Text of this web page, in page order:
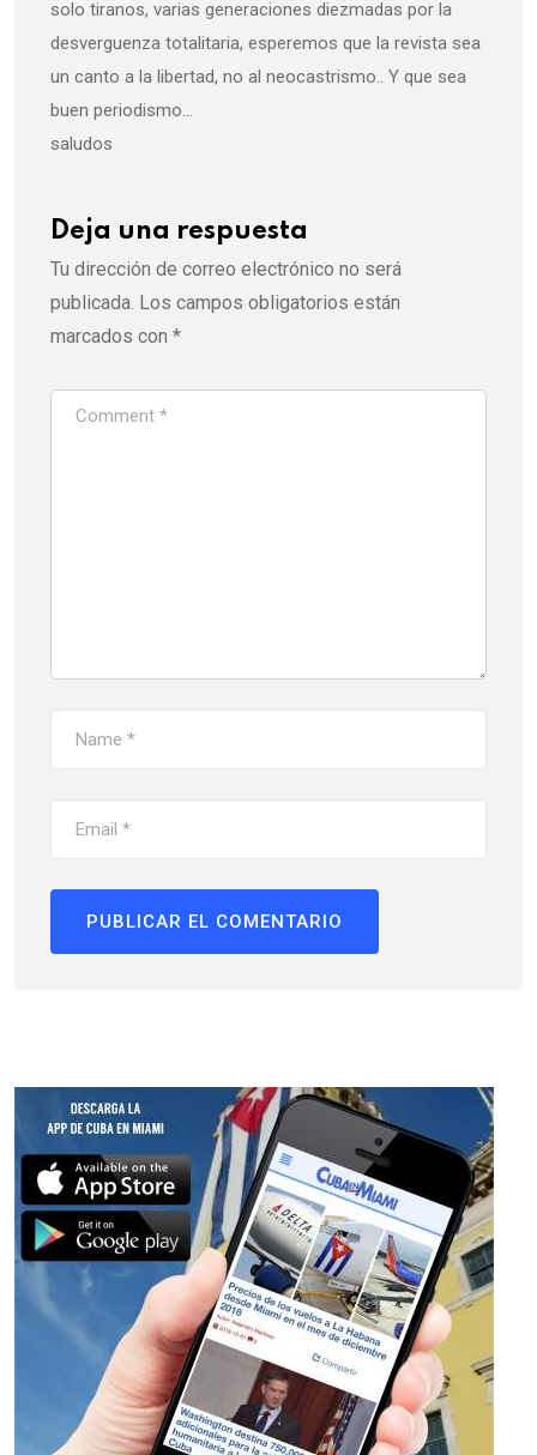
solo tiranos, varias generaciones diezmadas por la
desverguenza totalitaria, esperemos que la revista sea
un canto a la libertad, no al neocastrismo.. Y que sea
buen periodismo…
saludos
Deja una respuesta
Tu dirección de correo electrónico no será
publicada. Los campos obligatorios están
marcados con *